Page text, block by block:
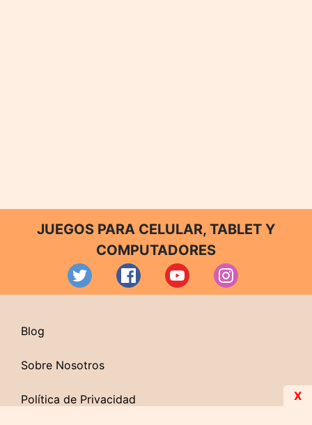
JUEGOS PARA CELULAR, TABLET Y
COMPUTADORES
Blog
Sobre Nosotros
Política de Privacidad X